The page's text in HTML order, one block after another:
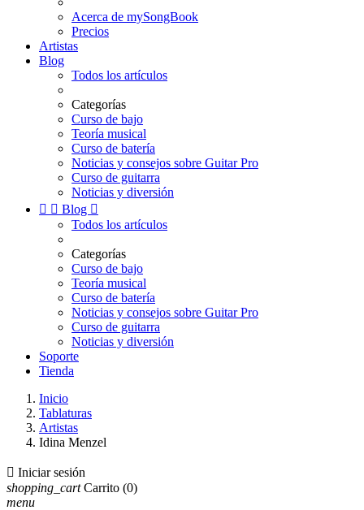
Acerca de mySongBook
Precios
Artistas
Blog
Todos los artículos
Categorías
Curso de bajo
Teoría musical
Curso de batería
Noticias y consejos sobre Guitar Pro
Curso de guitarra
Noticias y diversión
  Blog 
Todos los artículos
Categorías
Curso de bajo
Teoría musical
Curso de batería
Noticias y consejos sobre Guitar Pro
Curso de guitarra
Noticias y diversión
Soporte
Tienda
Inicio
Tablaturas
Artistas
Idina Menzel
 Iniciar sesión
shopping_cart Carrito (0)
menu